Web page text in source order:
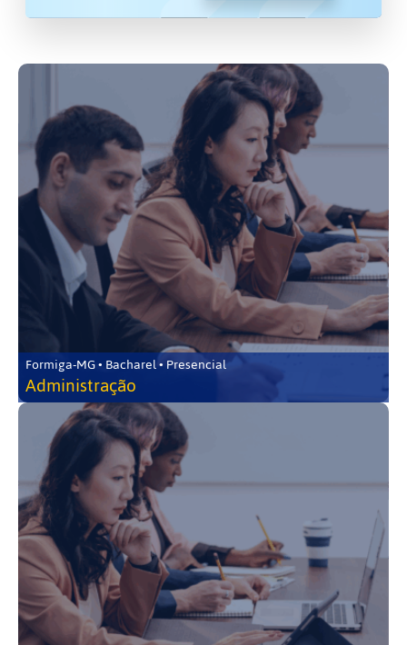
Formiga-MG • Bacharel • Presencial
Administração